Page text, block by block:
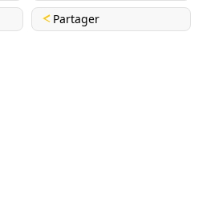
Partager